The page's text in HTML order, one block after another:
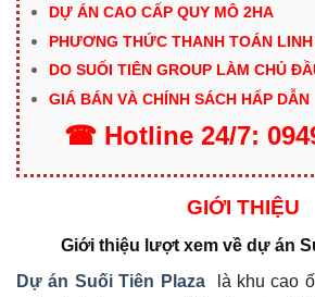
DỰ ÁN CAO CẤP QUY MÔ 2HA
PHƯƠNG THỨC THANH TOÁN
DO SUỐI TIÊN GROUP LÀM CHỦ
GIÁ BÁN VÀ CHÍNH SÁCH HẤP DẪN
☎ Hotline 24/7:
GIỚI THIỆU
Giới thiệu lượt xem về dự án
Dự án Suối Tiên Plaza
là khu cao